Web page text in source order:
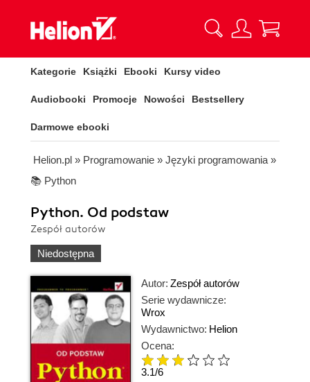
Kategorie Książki Ebooki Kursy video
Audiobooki Promocje Nowości Bestsellery
Darmowe ebooki
Helion.pl » Programowanie » Języki programowania »
📚 Python
Python. Od podstaw
Zespół autorów
Niedostępna
Autor: Zespół autorów
Serie wydawnicze:
Wrox
Wydawnictwo: Helion
Ocena:
3.1/6